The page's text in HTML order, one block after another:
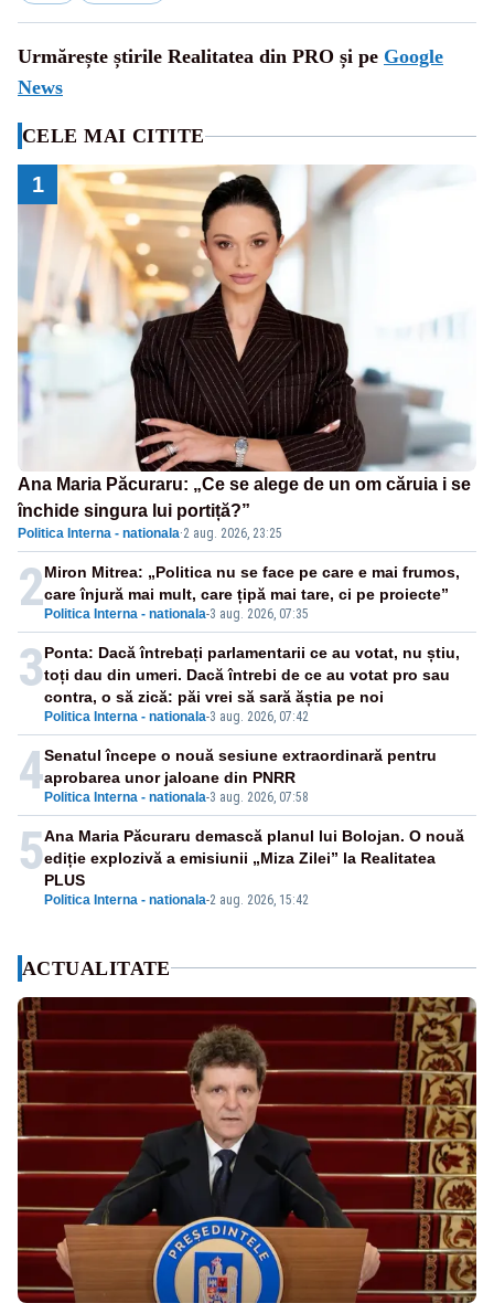
Urmărește știrile Realitatea din PRO și pe Google
News
CELE MAI CITITE
1
Ana Maria Păcuraru: „Ce se alege de un om căruia i se
închide singura lui portiță?”
Politica Interna - nationala·2 aug. 2026, 23:25
2 Politica Interna - nationala-3 aug. 2026, 07:35
Miron Mitrea: „Politica nu se face pe care e mai frumos,
care înjură mai mult, care țipă mai tare, ci pe proiecte”
3
Politica Interna - nationala-3 aug. 2026, 07:42
Ponta: Dacă întrebați parlamentarii ce au votat, nu știu,
toți dau din umeri. Dacă întrebi de ce au votat pro sau
contra, o să zică: păi vrei să sară ăștia pe noi
4 Politica Interna - nationala-3 aug. 2026, 07:58
Senatul începe o nouă sesiune extraordinară pentru
aprobarea unor jaloane din PNRR
5
Politica Interna - nationala-2 aug. 2026, 15:42
Ana Maria Păcuraru demască planul lui Bolojan. O nouă
ediție explozivă a emisiunii „Miza Zilei” la Realitatea
PLUS
ACTUALITATE